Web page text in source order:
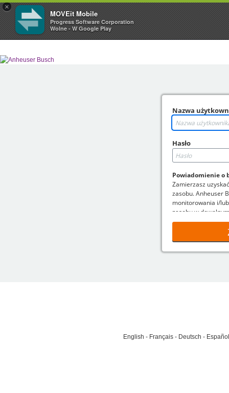
×
MOVEit Mobile
Progress Software Corporation
Wolne - W Google Play
Nazwa
Hasło
Powiadomienie o
Zamierzasz
zasobu. Anheuser
monitorowania i/
zasobu w
English Français Deutsch Español